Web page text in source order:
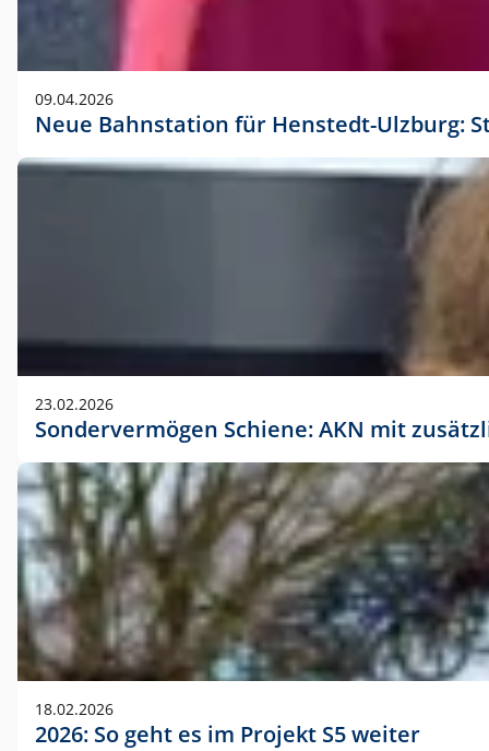
09.04.2026
Neue Bahnstation für Henstedt-Ulzburg:
23.02.2026
Sondervermögen Schiene: AKN mit
18.02.2026
2026: So geht es im Projekt S5 weiter